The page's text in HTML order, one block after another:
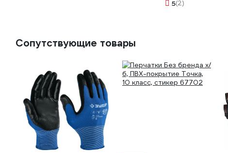
5(2)
Сопутствующие товары